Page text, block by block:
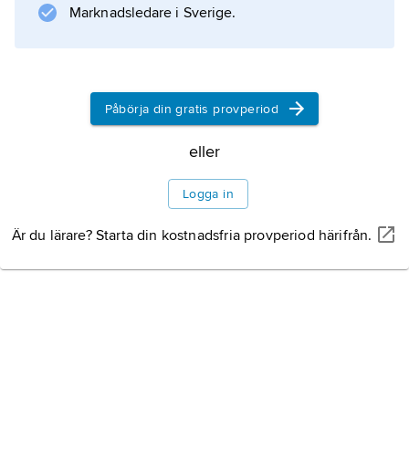
portugisernas inflytande minskade
Information om artikeln
Marknadsledare i Sverige.
Påbörja din gratis provperiod
eller
Logga in
Är du lärare? Starta din kostnadsfria provperiod härifrån.